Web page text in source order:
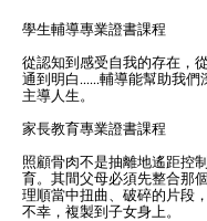
學生輔導專業證書課程
從認知到感受自我的存在，
通到明白……輔導能幫助我們
主導人生。
家長教育專業證書課程
照顧骨肉不是抽離地遙距控
育。其間父母必須先整合那
理順當中扭曲、破碎的片段
不幸，複製到子女身上。